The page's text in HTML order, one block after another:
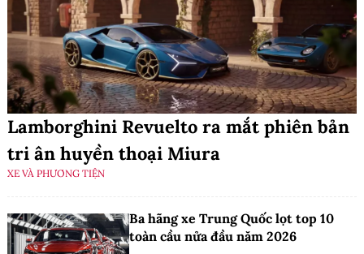
Lamborghini Revuelto ra mắt phiên bản
tri ân huyền thoại Miura
XE VÀ PHƯƠNG TIỆN
Ba hãng xe Trung Quốc lọt top 10
toàn cầu nửa đầu năm 2026